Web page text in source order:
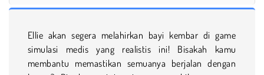
Ellie akan segera melahirkan bayi kembar di game
simulasi medis yang realistis ini! Bisakah kamu
membantu memastikan semuanya berjalan dengan